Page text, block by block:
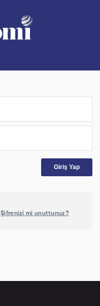
Giriş Yap
Şifrenizi mi unuttunuz?